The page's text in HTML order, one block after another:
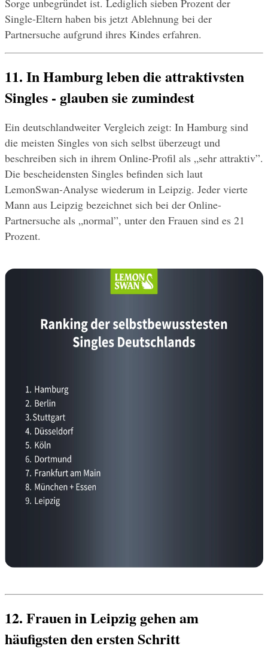
Single-Eltern haben bis jetzt Ablehnung bei der
Partnersuche aufgrund ihres Kindes erfahren.
11. In Hamburg leben die attraktivsten
Singles - glauben sie zumindest
Ein deutschlandweiter Vergleich zeigt: In Hamburg sind
die meisten Singles von sich selbst überzeugt und
beschreiben sich in ihrem Online-Profil als „sehr attraktiv”.
Die bescheidensten Singles befinden sich laut
LemonSwan-Analyse wiederum in Leipzig. Jeder vierte
Mann aus Leipzig bezeichnet sich bei der Online-
Partnersuche als „normal”, unter den Frauen sind es 21
Prozent.
12. Frauen in Leipzig gehen am
häufigsten den ersten Schritt